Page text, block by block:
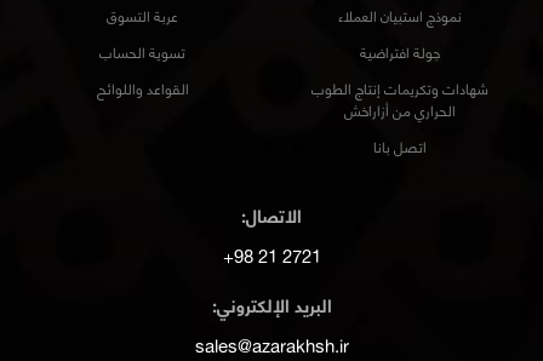
نموذج استبيان العملاء
جولة افتراضية
شهادات وتكريمات إنتاج الطوب
الحراري من أزاراخش
اتصل بانا
عربة التسوق
تسوية الحساب
القواعد واللوائح
الاتصال:
2721 21 98+
البريد الإلكتروني:
sales@azarakhsh.ir